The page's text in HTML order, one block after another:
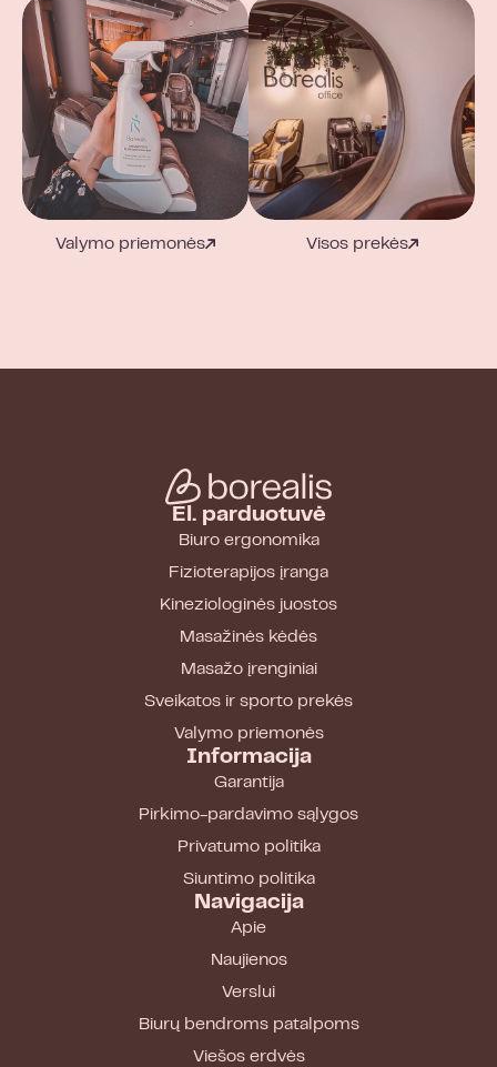
Valymo priemonės Visos prekės
El. parduotuvė
Biuro ergonomika
Fizioterapijos įranga
Kineziologinės juostos
Masažinės kėdės
Masažo įrenginiai
Sveikatos ir sporto prekės
Valymo priemonės
Informacija
Garantija
Pirkimo-pardavimo sąlygos
Privatumo politika
Siuntimo politika
Navigacija
Apie
Naujienos
Verslui
Biurų bendroms patalpoms
Viešos erdvės